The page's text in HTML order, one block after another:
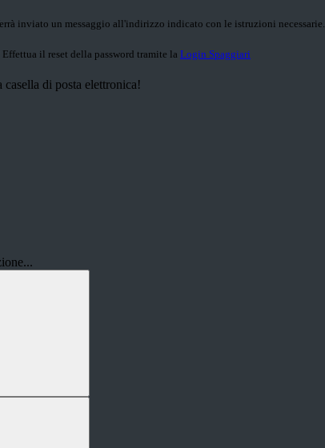
inviato un messaggio all'indirizzo indicato con le istruzioni necessarie.
il reset della password tramite la Login Spaggiari
di posta elettronica!